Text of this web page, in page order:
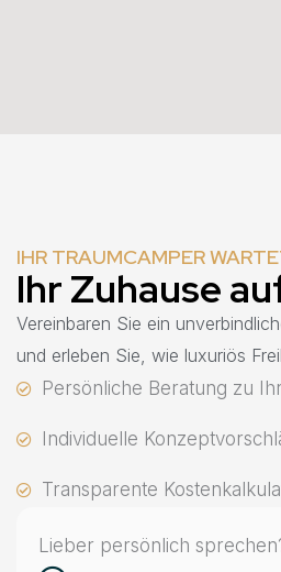
IHR TRAUMCAMPER
Ihr Zuhause
Vereinbaren Sie ein
und erleben Sie, wie luxuriös
Persönliche Beratung zu
Individuelle
Transparente
Lieber persönlich